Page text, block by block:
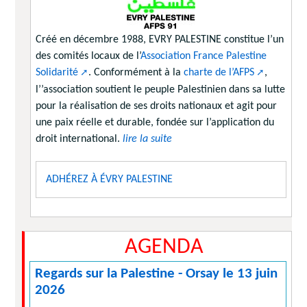
Créé en décembre 1988, EVRY PALESTINE constitue l’un
des comités locaux de l’Association France Palestine
Solidarité
. Conformément à la charte de l’AFPS
,
l’’association soutient le peuple Palestinien dans sa lutte
pour la réalisation de ses droits nationaux et agit pour
une paix réelle et durable, fondée sur l’application du
droit international. lire la suite
ADHÉREZ À ÉVRY PALESTINE
AGENDA
Regards sur la Palestine - Orsay le 13 juin
2026